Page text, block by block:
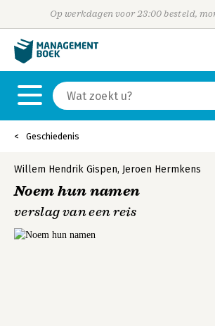
Op werkdagen voor 23:00 besteld,
Geschiedenis
Willem Hendrik Gispen, Jeroen Hermkens
Noem hun namen
verslag van een reis